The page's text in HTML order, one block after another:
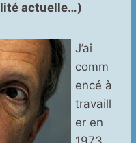
actuelle…)
J’ai
comm
encé à
travaill
er en